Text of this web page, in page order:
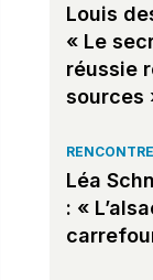
Louis
« Le
réussie
sources
Léa
: «